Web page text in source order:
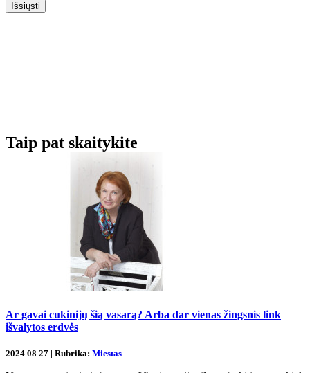
Išsiųsti
Taip pat skaitykite
Ar gavai cukinijų šią vasarą? Arba dar vienas žingsnis link
išvalytos erdvės
2024 08 27 | Rubrika: Miestas